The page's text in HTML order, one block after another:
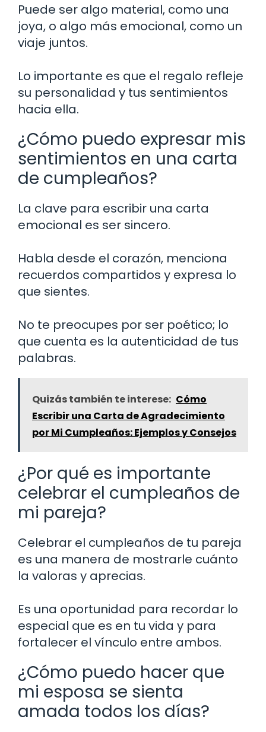
Puede ser algo material, como una
joya, o algo más emocional, como un
viaje juntos.
Lo importante es que el regalo refleje
su personalidad y tus sentimientos
hacia ella.
¿Cómo puedo expresar mis
sentimientos en una carta
de cumpleaños?
La clave para escribir una carta
emocional es ser sincero.
Habla desde el corazón, menciona
recuerdos compartidos y expresa lo
que sientes.
No te preocupes por ser poético; lo
que cuenta es la autenticidad de tus
palabras.
Quizás también te interese: Cómo
Escribir una Carta de Agradecimiento
por Mi Cumpleaños: Ejemplos y Consejos
¿Por qué es importante
celebrar el cumpleaños de
mi pareja?
Celebrar el cumpleaños de tu pareja
es una manera de mostrarle cuánto
la valoras y aprecias.
Es una oportunidad para recordar lo
especial que es en tu vida y para
fortalecer el vínculo entre ambos.
¿Cómo puedo hacer que
mi esposa se sienta
amada todos los días?